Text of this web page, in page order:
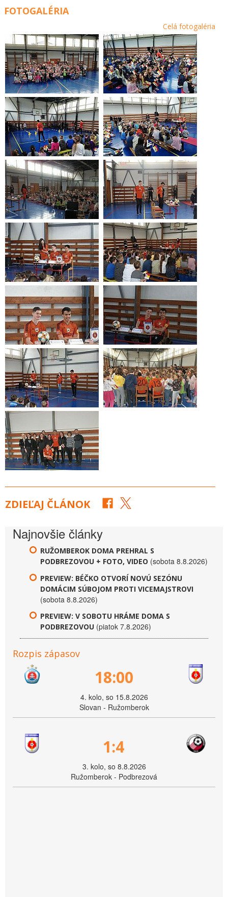
FOTOGALÉRIA
Celá fotogaléria
ZDIEĽAJ ČLÁNOK
Najnovšie články
RUŽOMBEROK DOMA PREHRAL S
PODBREZOVOU + FOTO, VIDEO (sobota 8.8.2026)
PREVIEW: BÉČKO OTVORÍ NOVÚ SEZÓNU
DOMÁCIM SÚBOJOM PROTI VICEMAJSTROVI
(sobota 8.8.2026)
PREVIEW: V SOBOTU HRÁME DOMA S
PODBREZOVOU (piatok 7.8.2026)
Rozpis zápasov
18:00
4. kolo, so 15.8.2026
Slovan - Ružomberok
1:4
3. kolo, so 8.8.2026
Ružomberok - Podbrezová